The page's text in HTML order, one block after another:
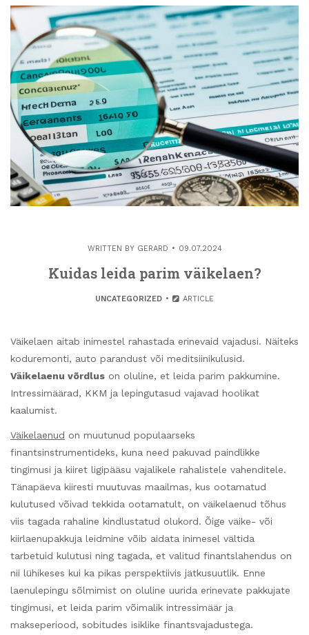
WRITTEN BY GERARD 09.07.2024
Kuidas leida parim väikelaen?
UNCATEGORIZED ARTICLE
Väikelaen aitab inimestel rahastada erinevaid vajadusi. Näiteks
koduremonti, auto parandust või meditsiinikulusid.
Väikelaenu võrdlus on oluline, et leida parim pakkumine.
Intressimäärad, KKM ja lepingutasud vajavad hoolikat
kaalumist.
Väikelaenud on muutunud populaarseks
finantsinstrumentideks, kuna need pakuvad paindlikke
tingimusi ja kiiret ligipääsu vajalikele rahalistele vahenditele.
Tänapäeva kiiresti muutuvas maailmas, kus ootamatud
kulutused võivad tekkida ootamatult, on väikelaenud tõhus
viis tagada rahaline kindlustatud olukord. Õige väike- või
kiirlaenupakkuja leidmine võib aidata inimesel vältida
tarbetuid kulutusi ning tagada, et valitud finantslahendus on
nii lühikeses kui ka pikas perspektiivis jätkusuutlik. Enne
laenulepingu sõlmimist on oluline uurida erinevate pakkujate
tingimusi, et leida parim võimalik intressimäär ja
makseperiood, sobitudes isiklike finantsvajadustega.